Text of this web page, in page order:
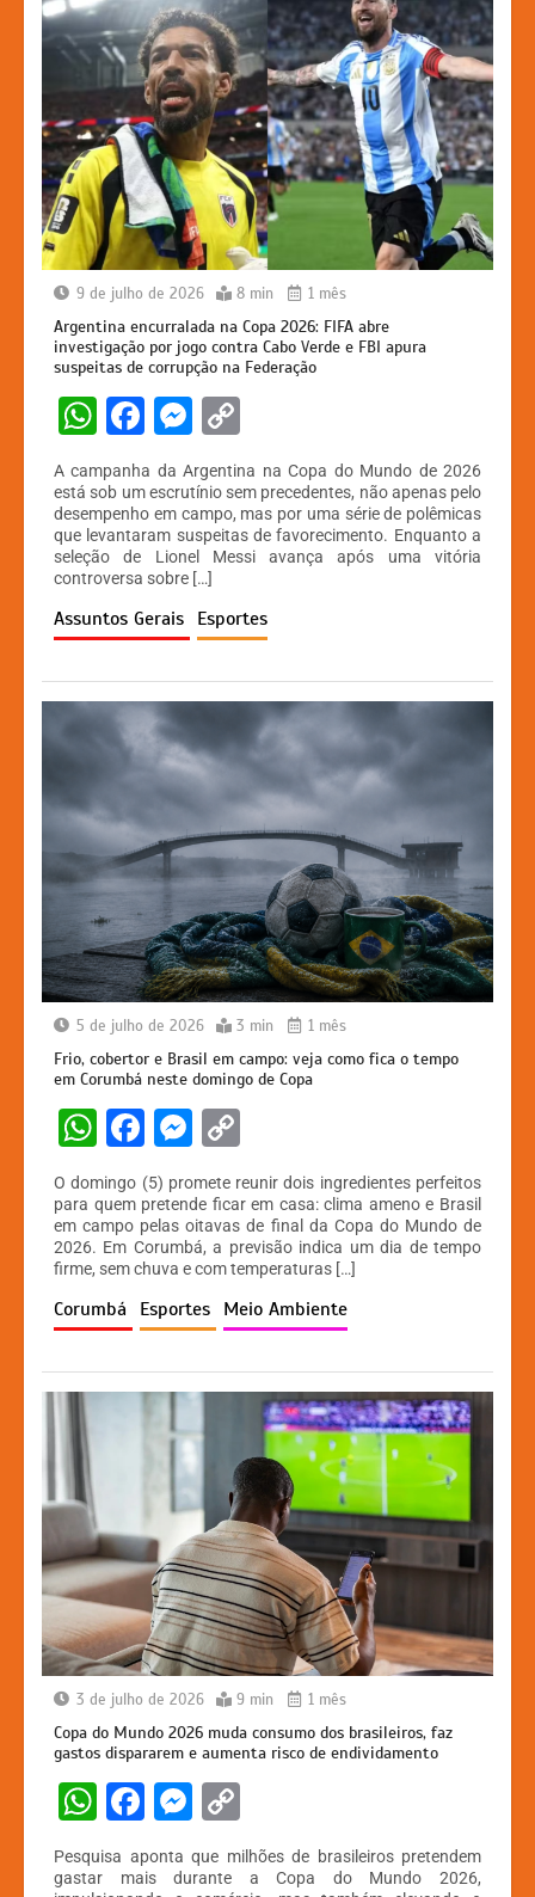
9 de julho de 2026 8 min 1 mês
Argentina encurralada na Copa 2026: FIFA abre
investigação por jogo contra Cabo Verde e FBI apura
suspeitas de corrupção na Federação
W
at
s
A
p
p
F
a
c
e
b
o
o
k
M
s
s
e
n
g
er
p
y
Li
n
k
A campanha da Argentina na Copa do Mundo de 2026
está sob um escrutínio sem precedentes, não apenas pelo
desempenho em campo, mas por uma série de polêmicas
que levantaram suspeitas de favorecimento. Enquanto a
seleção de Lionel Messi avança após uma vitória
controversa sobre […]
Assuntos Gerais Esportes
5 de julho de 2026 3 min 1 mês
Frio, cobertor e Brasil em campo: veja como fica o tempo
em Corumbá neste domingo de Copa
W
h
at
s
A
p
F
a
c
e
b
o
k
M
s
s
e
n
er
p
y
Li
n
O domingo (5) promete reunir dois ingredientes perfeitos
para quem pretende ficar em casa: clima ameno e Brasil
em campo pelas oitavas de final da Copa do Mundo de
2026. Em Corumbá, a previsão indica um dia de tempo
firme, sem chuva e com temperaturas […]
Corumbá Esportes Meio Ambiente
3 de julho de 2026 9 min 1 mês
Copa do Mundo 2026 muda consumo dos brasileiros, faz
gastos dispararem e aumenta risco de endividamento
W
h
at
F
c
M
s
o
p
Pesquisa aponta que milhões de brasileiros pretendem
gastar mais durante a Copa do Mundo 2026,